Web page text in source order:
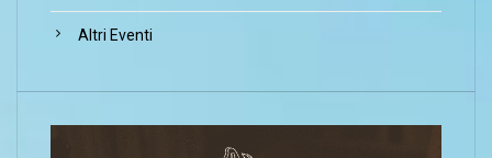
Altri Eventi